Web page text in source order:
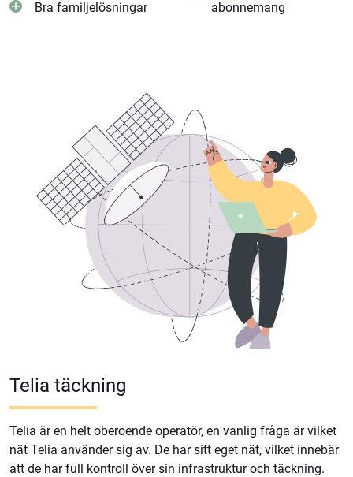
Bra familjelösningar
abonnemang
Telia täckning
Telia är en helt oberoende operatör, en vanlig fråga är vilket
nät Telia använder sig av. De har sitt eget nät, vilket innebär
att de har full kontroll över sin infrastruktur och täckning.